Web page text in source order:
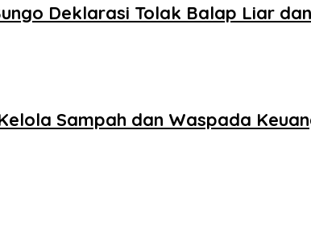
Deklarasi Tolak Balap Liar
Sampah dan Waspada